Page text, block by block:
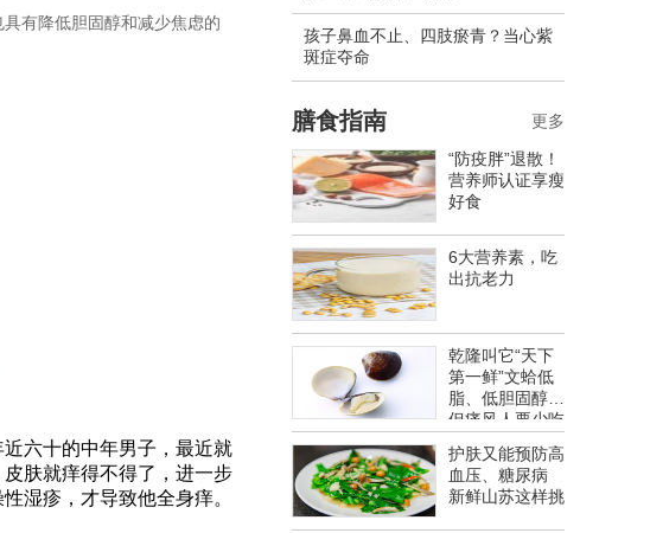
有降低胆固醇和减少焦虑的
六十的中年男子，最近就
肤就痒得不得了，进一步
湿疹，才导致他全身痒。
孩子鼻血不止、四肢瘀青？当心紫
斑症夺命
膳食指南
“防疫胖”退散！
营养师认证享瘦
好食
6大营养素，吃
出抗老力
乾隆叫它“天下
第一鲜”文蛤低
脂、低胆固醇
但痛风人要少吃
护肤又能预防高
血压、糖尿病
新鲜山苏这样挑
更多